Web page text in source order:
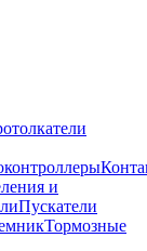
и
Пускатели
Тормозные